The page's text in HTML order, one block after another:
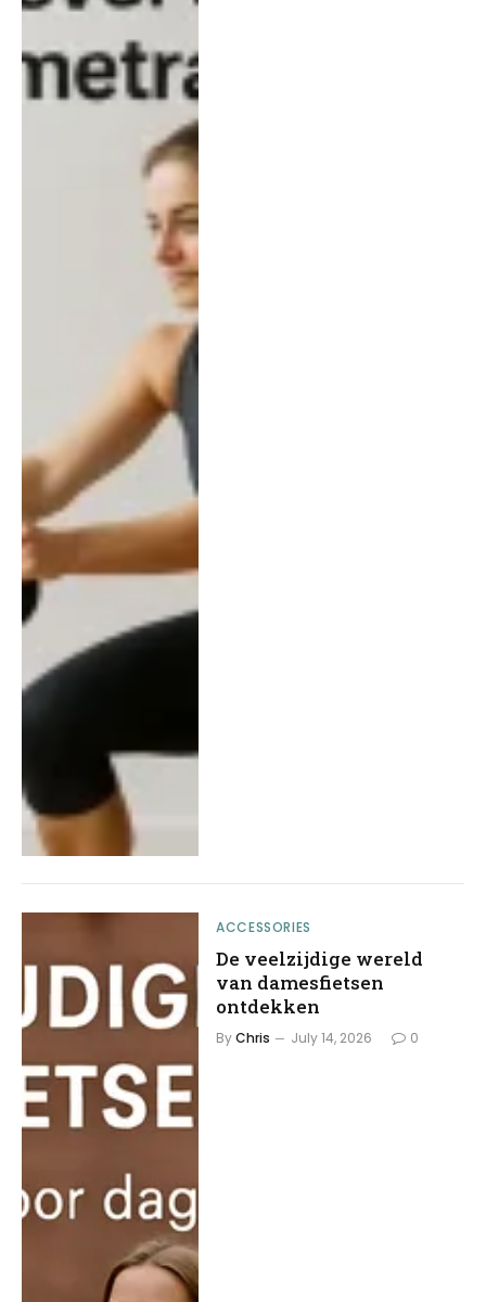
ACCESSORIES
De veelzijdige wereld
van damesfietsen
ontdekken
ByChris July 14, 2026 0